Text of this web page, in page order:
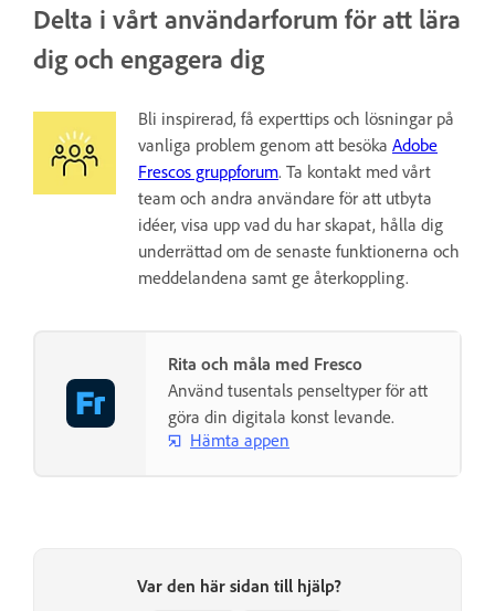
Delta i vårt användarforum för att lära
dig och engagera dig
Bli inspirerad, få experttips och lösningar på
vanliga problem genom att besöka Adobe
Frescos gruppforum. Ta kontakt med vårt
team och andra användare för att utbyta
idéer, visa upp vad du har skapat, hålla dig
underrättad om de senaste funktionerna och
meddelandena samt ge återkoppling.
Rita och måla med Fresco
Använd tusentals penseltyper för att
göra din digitala konst levande.
Hämta appen
Var den här sidan till hjälp?